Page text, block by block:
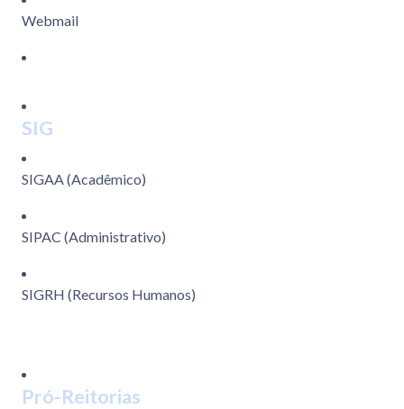
Webmail
SIG
SIGAA (Acadêmico)
SIPAC (Administrativo)
SIGRH (Recursos Humanos)
Pró-Reitorias